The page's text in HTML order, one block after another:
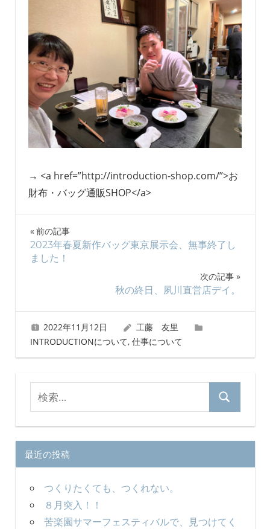
→ <a href=”http://introduction-shop.com/”>お
財布・バッグ通販SHOP</a>
投
稿
ビ
ゲ
ー
シ
ョ
ン
前の記事
2023年春夏新作バッグ東京展示会、無事終了し
ました！
次の記事
秋の終日、夙川直営店デイ。
2022年11月12日
工藤 友里
INTRODUCTIONについて, 仕事について
対
象:
検
最近の投稿
つくりたくても、つくれない。
８月突入！！
苦楽園サマーフェスティバルで、見つけてく